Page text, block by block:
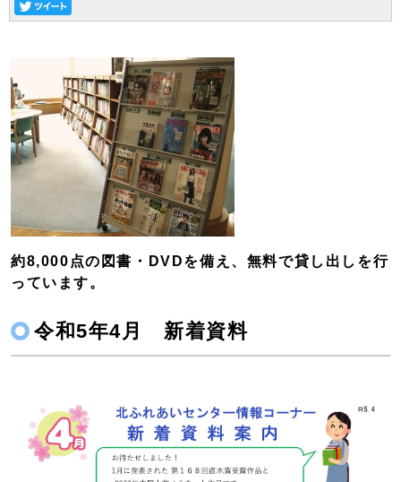
約8,000点の図書・DVDを備え、無料で貸し出しを行
っています。
令和5年4月 新着資料